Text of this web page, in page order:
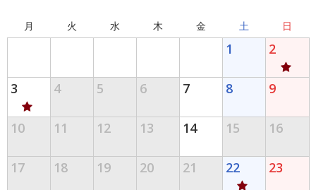
月 火 水 木 金 土 日
1 2
3 4 5 6 7 8 9
10 11 12 13 14 15 16
17 18 19 20 21 22 23